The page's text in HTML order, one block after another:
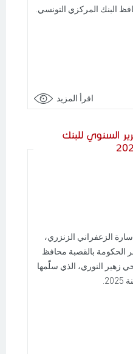
البنك المركزي التونسي.
اقرأ المزيد
السنوي للبنك
الزعفراني الزنزري،
11 جويلية 2026 بقصر الحكومة بالقصبة محافظ
زهير النوري، الذي سلّمها